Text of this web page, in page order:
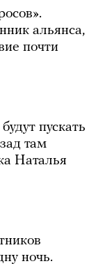
альянса,
почти
пускать
там
Наталья
ночь.